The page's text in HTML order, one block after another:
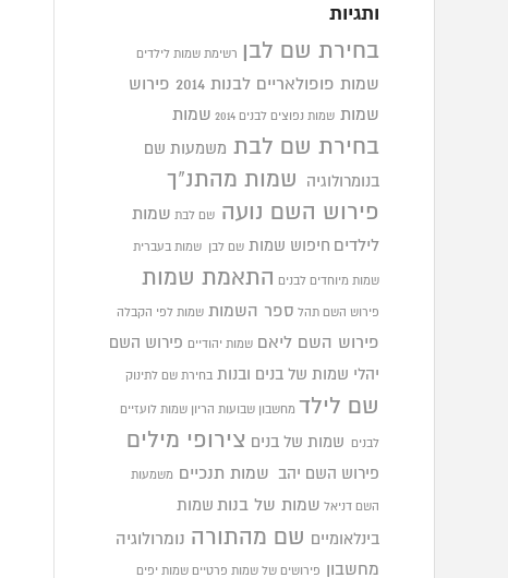
ותגיות
בחירת שם לבן רשימת שמות לילדים
שמות פופולאריים לבנות 2014 פירוש
שמות שמות נפוצים לבנים 2014 שמות
בחירת שם לבת משמעות שם
בנומרולוגיה
שמות מהתנ"ך
פירוש השם נועה
שם לבת שמות
לילדים חיפוש שמות שם לבן שמות בעברית
שמות מיוחדים לבנים התאמת שמות
פירוש השם תהל ספר השמות שמות לפי הקבלה
פירוש השם ליאם שמות יהודיים פירוש השם
יהלי שמות של בנים ובנות בחירת שם לתינוק
שם לילד מחשבון שבועות הריון שמות לועזיים
לבנים שמות של בנים צירופי מילים
פירוש השם יהב שמות תנכיים משמעות
השם דניאל שמות של בנות שמות
בינלאומיים שם מהתורה נומרולוגיה
מחשבון פירושים של שמות פרטיים שמות יפים